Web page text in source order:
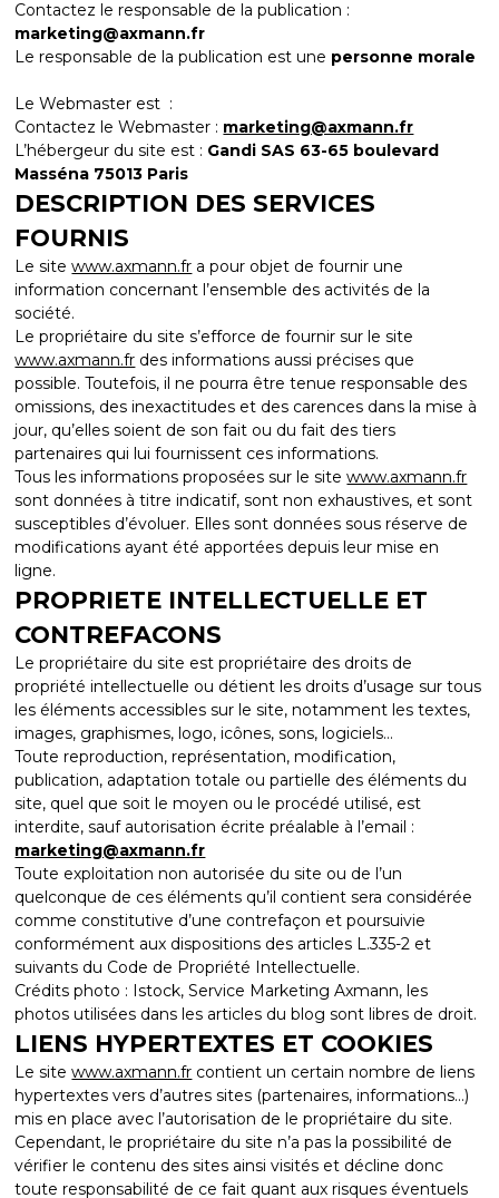
Contactez le responsable de la publication :
marketing@axmann.fr
Le responsable de la publication est une personne morale
Le Webmaster est :
Contactez le Webmaster : marketing@axmann.fr
L’hébergeur du site est : Gandi SAS 63-65 boulevard
Masséna 75013 Paris
DESCRIPTION DES SERVICES
FOURNIS
Le sitewww.axmann.fr a pour objet de fournir une
information concernant l’ensemble des activités de la
société.
Le propriétaire du site s’efforce de fournir sur le site
www.axmann.fr des informations aussi précises que
possible. Toutefois, il ne pourra être tenue responsable des
omissions, des inexactitudes et des carences dans la mise à
jour, qu’elles soient de son fait ou du fait des tiers
partenaires qui lui fournissent ces informations.
Tous les informations proposées sur le sitewww.axmann.fr
sont données à titre indicatif, sont non exhaustives, et sont
susceptibles d’évoluer. Elles sont données sous réserve de
modifications ayant été apportées depuis leur mise en
ligne.
PROPRIETE INTELLECTUELLE ET
CONTREFACONS
Le propriétaire du site est propriétaire des droits de
propriété intellectuelle ou détient les droits d’usage sur tous
les éléments accessibles sur le site, notamment les textes,
images, graphismes, logo, icônes, sons, logiciels…
Toute reproduction, représentation, modification,
publication, adaptation totale ou partielle des éléments du
site, quel que soit le moyen ou le procédé utilisé, est
interdite, sauf autorisation écrite préalable à l’email :
marketing@axmann.fr
Toute exploitation non autorisée du site ou de l’un
quelconque de ces éléments qu’il contient sera considérée
comme constitutive d’une contrefaçon et poursuivie
conformément aux dispositions des articles L.335-2 et
suivants du Code de Propriété Intellectuelle.
Crédits photo : Istock, Service Marketing Axmann, les
photos utilisées dans les articles du blog sont libres de droit.
LIENS HYPERTEXTES ET COOKIES
Le sitewww.axmann.fr contient un certain nombre de liens
hypertextes vers d’autres sites (partenaires, informations…)
mis en place avec l’autorisation de le propriétaire du site.
Cependant, le propriétaire du site n’a pas la possibilité de
vérifier le contenu des sites ainsi visités et décline donc
toute responsabilité de ce fait quant aux risques éventuels